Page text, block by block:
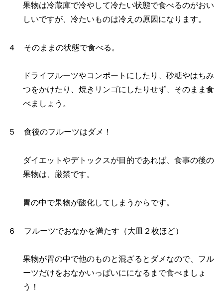
果物は冷蔵庫で冷やして冷たい状態で食べるのがおい
しいですが、冷たいものは冷えの原因になります。
４ そのままの状態で食べる。
ドライフルーツやコンポートにしたり、砂糖やはちみ
つをかけたり、焼きリンゴにしたりせず、そのまま食
べましょう。
５ 食後のフルーツはダメ！
ダイエットやデトックスが目的であれば、食事の後の
果物は、厳禁です。
胃の中で果物が酸化してしまうからです。
６ フルーツでおなかを満たす（大皿２枚ほど）
果物が胃の中で他のものと混ざるとダメなので、フル
ーツだけをおなかいっぱいにになるまで食べましょ
う！